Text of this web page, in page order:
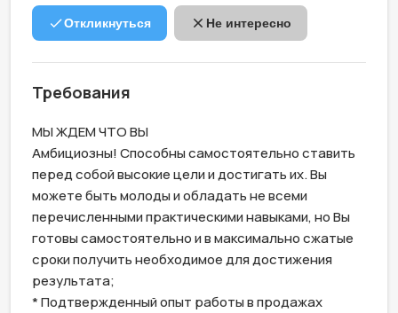
Откликнуться Не интересно
Требования
МЫ ЖДЕМ ЧТО ВЫ
Амбициозны! Способны самостоятельно ставить
перед собой высокие цели и достигать их. Вы
можете быть молоды и обладать не всеми
перечисленными практическими навыками, но Вы
готовы самостоятельно и в максимально сжатые
сроки получить необходимое для достижения
результата;
* Подтвержденный опыт работы в продажах